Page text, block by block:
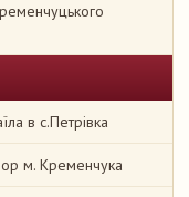
в с.Петрівка
м. Кременчука